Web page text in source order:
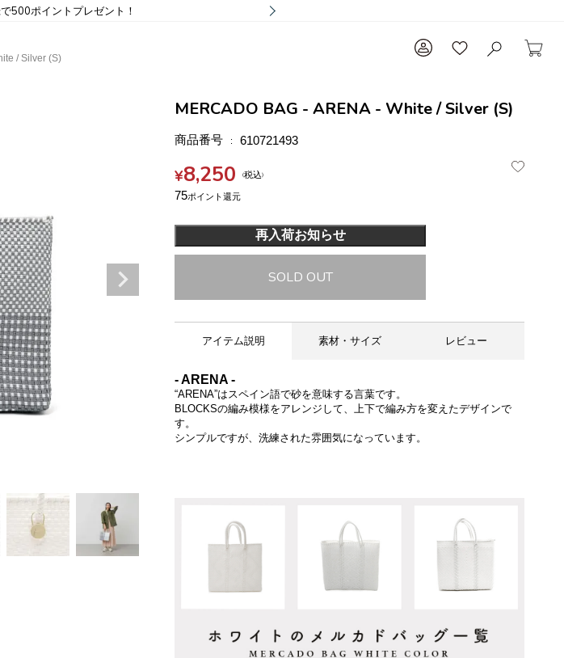
500ポイントプレゼント！
/ Silver (S)
MERCADO BAG - ARENA - White / Silver (S)
商品番号 610721493
¥8,250 税込
75
再入荷お知らせ
SOLD OUT
アイテム説明 素材・サイズ レビュー
- ARENA -
“ARENA”はスペイン語で砂を意味する言葉です。
BLOCKSの編み模様をアレンジして、上下で編み方を変えたデザインで
す。
シンプルですが、洗練された雰囲気になっています。